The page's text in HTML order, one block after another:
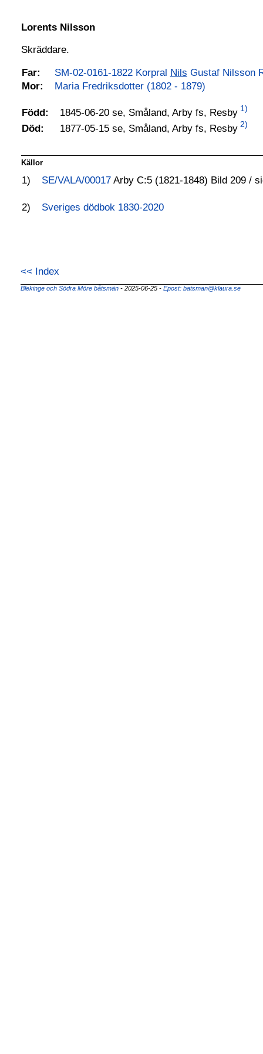
Lorents Nilsson
Skräddare.
Far:
SM-02-0161-1822 Korpral Nils Gustaf Nilsson
Mor:
Maria Fredriksdotter (1802 - 1879)
Född: 1845-06-20 se, Småland, Arby fs, Resby1)
Död: 1877-05-15 se, Småland, Arby fs, Resby2)
Källor
1) SE/VALA/00017 Arby C:5 (1821-1848) Bild 209 /
2) Sveriges dödbok 1830-2020
<< Index
Blekinge och Södra Möre båtsmän - 2025-06-25 - Epost: batsman@klaura.se